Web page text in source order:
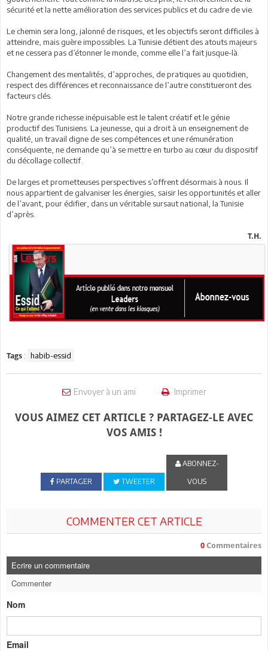
sécurité et la nette amélioration des services publics et du cadre de vie.
Le chemin sera long, jalonné de risques, et les objectifs seront difficiles à
atteindre, mais guère impossibles. La Tunisie détient des atouts majeurs
et ne cessera pas d’étonner le monde, comme elle l’a fait jusque-là.
Changement des mentalités, d’approches, de pratiques au quotidien,
respect des différences et reconnaissance de l’autre constitueront des
facteurs clés.
Notre grande richesse inépuisable est le talent créatif et le génie
productif des Tunisiens. La jeunesse, qui a droit à un enseignement de
qualité, un travail digne de ses compétences et une rémunération
conséquente, ne demande qu’à se mettre en turbo au cœur du dispositif
du décollage collectif.
De larges et prometteuses perspectives s’offrent désormais à nous. Il
nous appartient de galvaniser les énergies, saisir les opportunités et aller
de l’avant, pour édifier, dans un véritable sursaut national, la Tunisie
d’après.
T.H.
Tags : habib-essid
Envoyer à un ami Imprimer
VOUS AIMEZ CET ARTICLE ? PARTAGEZ-LE AVEC
VOS AMIS !
PARTAGER TWEETER
ABONNEZ-
VOUS
COMMENTER CET ARTICLE
0 Commentaires
Ecrire un commentaire
Commenter
Nom
Email